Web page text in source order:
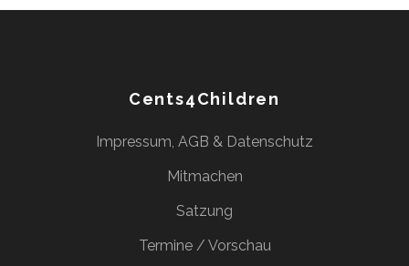
Cents4Children
Impressum, AGB & Datenschutz
Mitmachen
Satzung
Termine / Vorschau